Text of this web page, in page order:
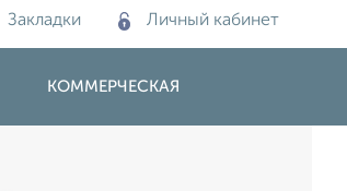
Закладки Личный кабинет
КОММЕРЧЕСКАЯ